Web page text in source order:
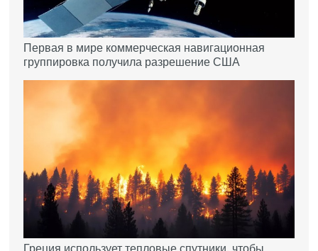
Первая в мире коммерческая навигационная
группировка получила разрешение США